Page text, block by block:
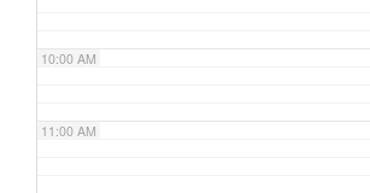
10:00 AM
11:00 AM